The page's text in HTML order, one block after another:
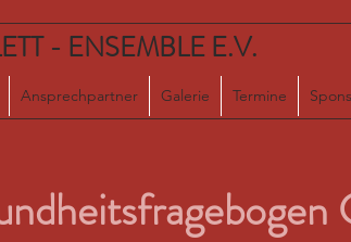
- ENSEMBLE E.V.
Ansprechpartner Galerie Termine